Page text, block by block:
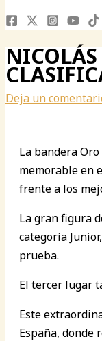
Deja un
La bandera
memorable en
frente a los
La gran figura
categoría
prueba.
El tercer lugar
Este
España, donde